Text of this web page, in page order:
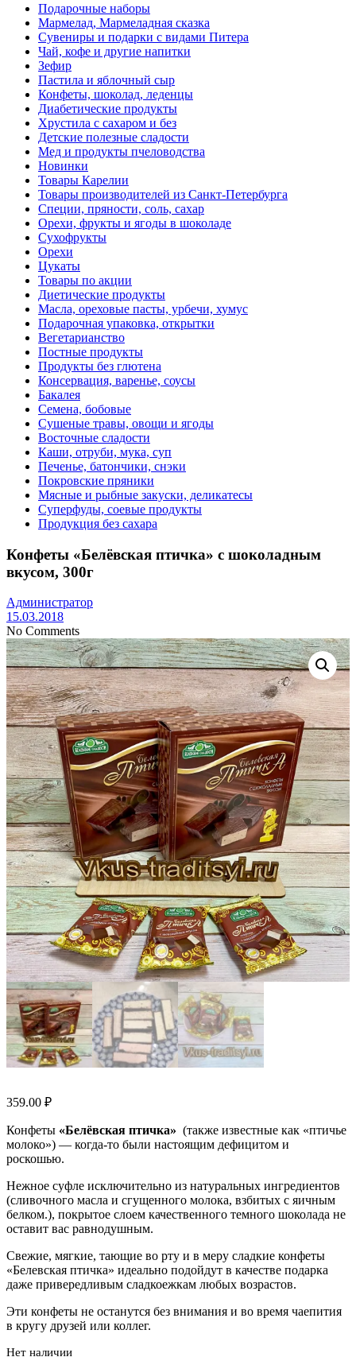
Подарочные наборы
Мармелад, Мармеладная сказка
Сувениры и подарки с видами Питера
Чай, кофе и другие напитки
Зефир
Пастила и яблочный сыр
Конфеты, шоколад, леденцы
Диабетические продукты
Хрустила с сахаром и без
Детские полезные сладости
Мед и продукты пчеловодства
Новинки
Товары Карелии
Товары производителей из Санкт-Петербурга
Специи, пряности, соль, сахар
Орехи, фрукты и ягоды в шоколаде
Сухофрукты
Орехи
Цукаты
Товары по акции
Диетические продукты
Масла, ореховые пасты, урбечи, хумус
Подарочная упаковка, открытки
Вегетарианство
Постные продукты
Продукты без глютена
Консервация, варенье, соусы
Бакалея
Семена, бобовые
Сушеные травы, овощи и ягоды
Восточные сладости
Каши, отруби, мука, суп
Печенье, батончики, снэки
Покровские пряники
Мясные и рыбные закуски, деликатесы
Суперфуды, соевые продукты
Продукция без сахара
Конфеты «Белёвская птичка» с шоколадным
вкусом, 300г
Администратор
15.03.2018
No Comments
359.00 ₽
Конфеты «Белёвская птичка» (также известные как «птичье
молоко») — когда-то были настоящим дефицитом и
роскошью.
Нежное суфле исключительно из натуральных ингредиентов
(сливочного масла и сгущенного молока, взбитых с яичным
белком.), покрытое слоем качественного темного шоколада не
оставит вас равнодушным.
Свежие, мягкие, тающие во рту и в меру сладкие конфеты
«Белевская птичка» идеально подойдут в качестве подарка
даже привередливым сладкоежкам любых возрастов.
Эти конфеты не останутся без внимания и во время чаепития
в кругу друзей или коллег.
Нет наличии